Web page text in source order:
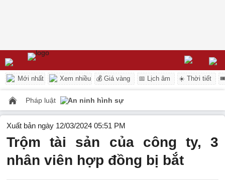
Mới nhất Xem nhiều 💰 Giá vàng 📅 Lịch âm ☀️ Thời tiết
Pháp luật An ninh hình sự
Xuất bản ngày 12/03/2024 05:51 PM
Trộm tài sản của công ty, 3
nhân viên hợp đồng bị bắt